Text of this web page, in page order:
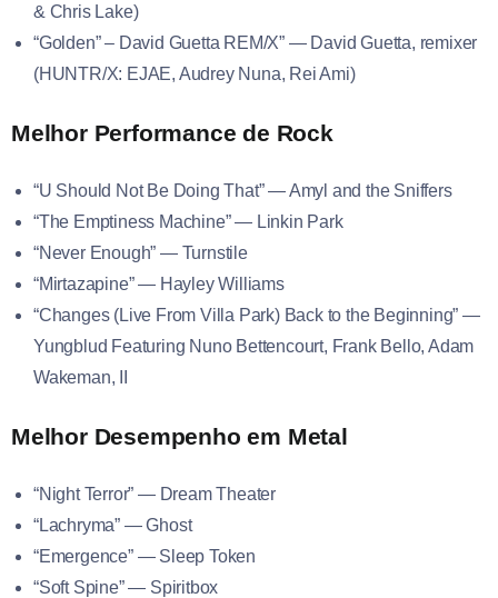
& Chris Lake)
“Golden” – David Guetta REM/X” — David Guetta, remixer
(HUNTR/X: EJAE, Audrey Nuna, Rei Ami)
Melhor Performance de Rock
“U Should Not Be Doing That” — Amyl and the Sniffers
“The Emptiness Machine” — Linkin Park
“Never Enough” — Turnstile
“Mirtazapine” — Hayley Williams
“Changes (Live From Villa Park) Back to the Beginning” —
Yungblud Featuring Nuno Bettencourt, Frank Bello, Adam
Wakeman, II
Melhor Desempenho em Metal
“Night Terror” — Dream Theater
“Lachryma” — Ghost
“Emergence” — Sleep Token
“Soft Spine” — Spiritbox